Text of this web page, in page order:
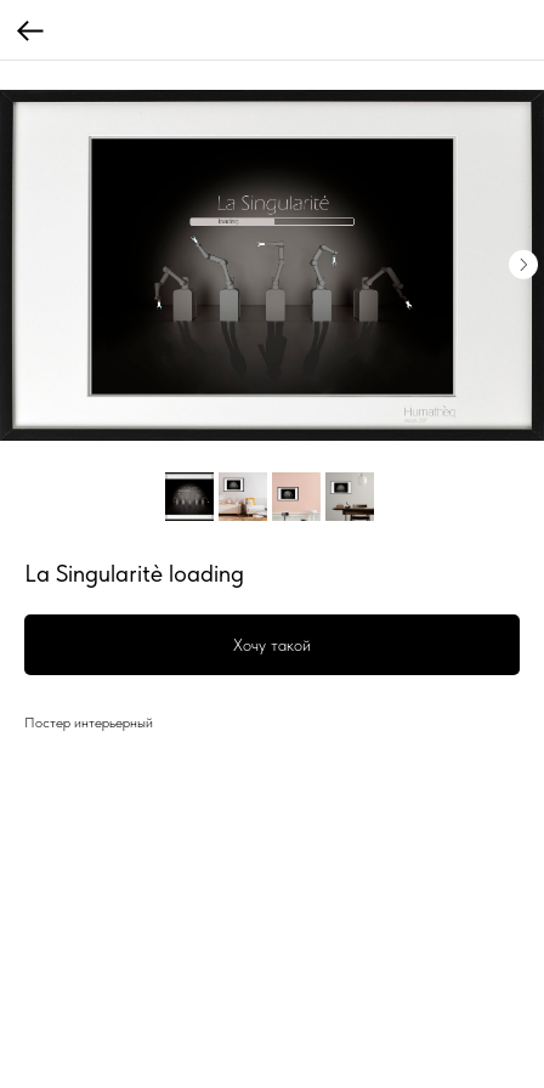
La Singularitè loading
Хочу такой
Постер интерьерный